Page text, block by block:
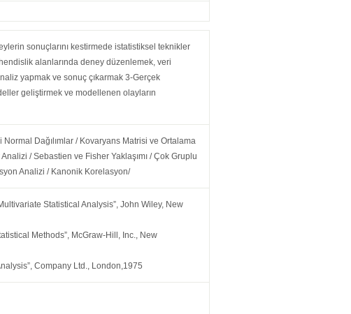
sonuçlarını kestirmede istatistiksel teknikler
alanlarında deney düzenlemek, veri
yapmak ve sonuç çıkarmak 3-Gerçek
geliştirmek ve modellenen olayların
Dağılımlar / Kovaryans Matrisi ve Ortalama
/ Sebastien ve Fisher Yaklaşımı / Çok Gruplu
Analizi / Kanonik Korelasyon/
Statistical Analysis”, John Wiley, New
Methods”, McGraw-Hill, Inc., New
Company Ltd., London,1975